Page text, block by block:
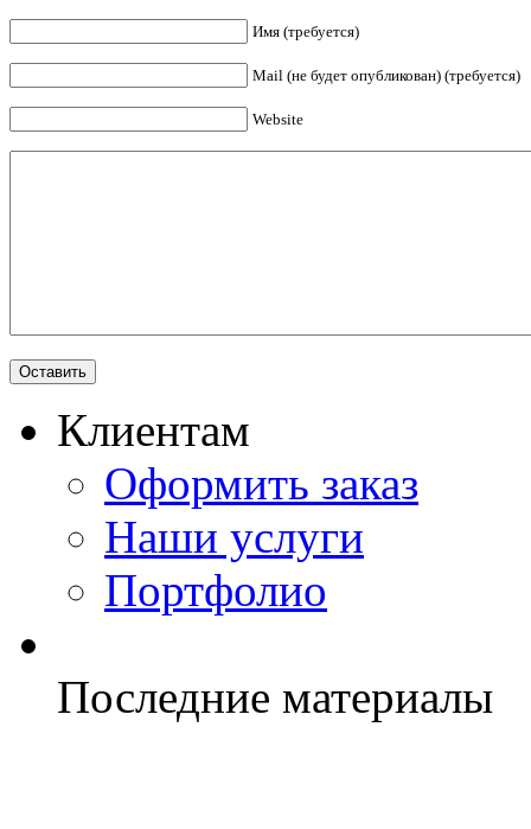
Имя (требуется)
Mail (не будет опубликован) (требуется)
Website
Клиентам
Оформить заказ
Наши услуги
Портфолио
Последние материалы